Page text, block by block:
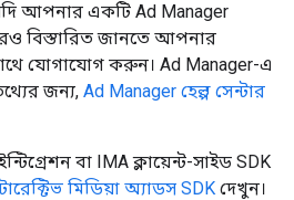
আপনার একটি Ad Manager
বিস্তারিত জানতে আপনার
যোগাযোগ করুন। Ad Manager-এ
জন্য, Ad Manager হেল্প সেন্টার
বা IMA ক্লায়েন্ট-সাইড SDK
মিডিয়া অ্যাডস SDK দেখুন।